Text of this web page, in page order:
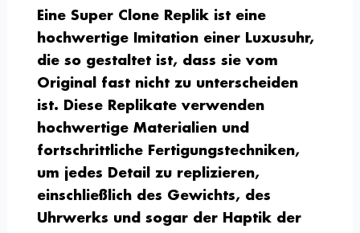
Eine Super Clone Replik ist eine
hochwertige Imitation einer Luxusuhr,
die so gestaltet ist, dass sie vom
Original fast nicht zu unterscheiden
ist. Diese Replikate verwenden
hochwertige Materialien und
fortschrittliche Fertigungstechniken,
um jedes Detail zu replizieren,
einschließlich des Gewichts, des
Uhrwerks und sogar der Haptik der